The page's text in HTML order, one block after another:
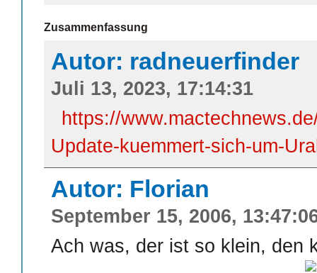
Zusammenfassung
Autor: radneuerfinder
Juli 13, 2023, 17:14:31
https://
Update-kuemmert-sich-um-
Autor: Florian
September 15, 2006,
Ach was, der ist so klein, den